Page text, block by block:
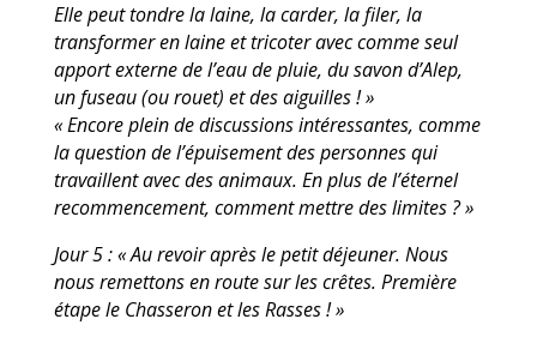
Elle peut tondre la laine, la carder, la filer, la
transformer en laine et tricoter avec comme seul
apport externe de l’eau de pluie, du savon d’Alep,
un fuseau (ou rouet) et des aiguilles ! »
« Encore plein de discussions intéressantes, comme
la question de l’épuisement despersonnes qui
travaillent avec des animaux. En plus de l’éternel
recommencement, commentmettre des limites ? »
Jour 5 : « Au revoir après le petit déjeuner. Nous
nous remettons en route sur les crêtes. Première
étape le Chasseron et les Rasses ! »